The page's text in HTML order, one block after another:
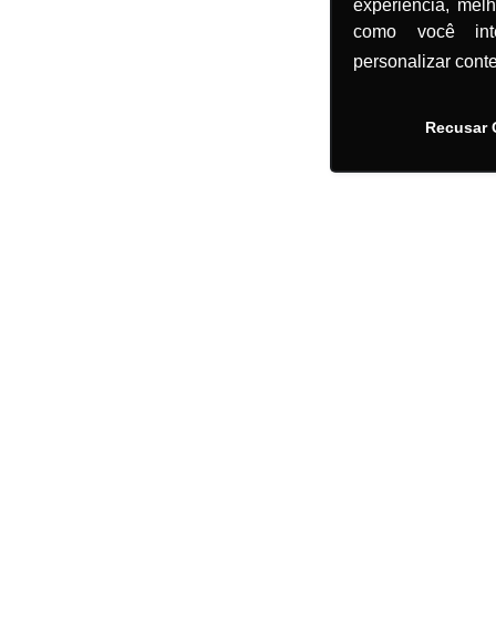
experiência,
como você
personalizar
Recusar